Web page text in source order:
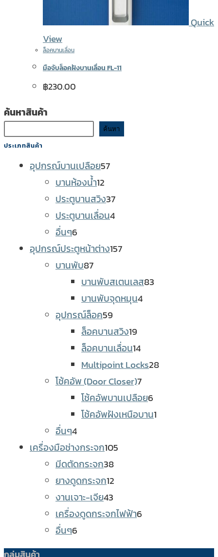
Quick
View
ล็อคบานเลื่อน
มือจับล็อคฝังบานเลื่อน FL-11
฿230.00
ค้นหาสินค้า
ค้นหา
ประเภทสินค้า
อุปกรณ์บานเปลือย5757
บานห้องน้ำ12
products
ประตูบานสวิง3737
ประตูบานเลื่อน44
อื่นๆ6
products
อุปกรณ์ประตูหน้าต่าง157157
บานพับ8787
products
บานพับสเตนเลส83
บานพับจุดหมุน44
อุปกรณ์ล็อค59
products
ล็อคบานสวิง19
products
ล็อคบานเลื่อน1414
products
Multipoint Locks2828
โช้คอัพ (Door Closer)77
products
โช้คอัพบานเปลือย6
products
โช้คอัพฝังเหนือบาน1
อื่นๆ44
products
เครื่องมือช่างกระจก105
มีดตัดกระจก3838
products
ยางดูดกระจก12
งานเจาะ-เจีย43
products
เครื่องดูดกระจกไฟฟ้า6
อื่นๆ6
products